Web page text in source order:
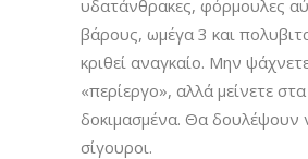
υδατάνθρακες, φόρμουλες
βάρους, ωμέγα 3 και
κριθεί αναγκαίο. Μην
«περίεργο», αλλά μείνετε στα
δοκιμασμένα. Θα δουλέψουν
σίγουροι.